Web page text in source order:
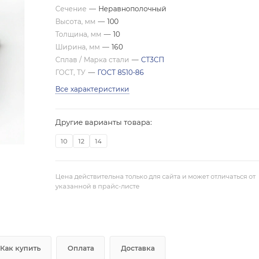
Сечение — Неравнополочный
Высота, мм — 100
Толщина, мм — 10
Ширина, мм — 160
Сплав / Марка стали — СТ3СП
ГОСТ, ТУ — ГОСТ 8510-86
Все характеристики
Другие варианты товара:
10 12 14
Цена действительна только для сайта и может отличаться от
указанной в прайс-листе
Как купить Оплата Доставка